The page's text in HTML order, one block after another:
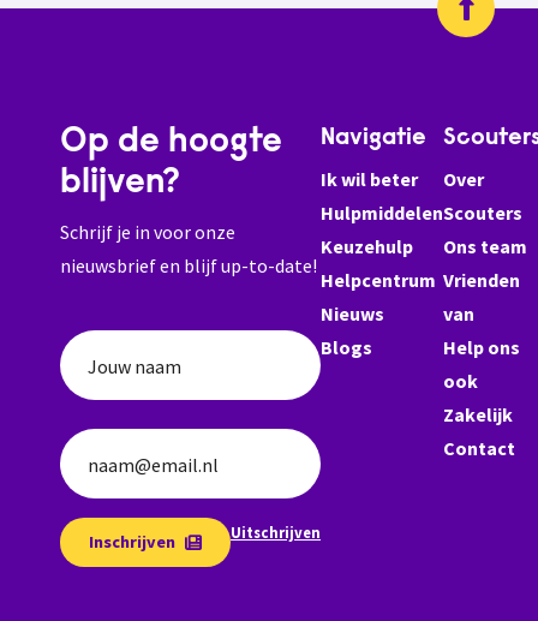
Op de hoogte
blijven?
Schrijf je in voor onze
nieuwsbrief en blijf up-to-date!
Jouw naam
naam@email.nl
Inschrijven Uitschrijven
Navigatie
Ik wil beter
Hulpmiddelen
Keuzehulp
Helpcentrum
Nieuws
Blogs
Over
Scouters
Ons team
Vrienden
van
Help ons
ook
Zakelijk
Contact